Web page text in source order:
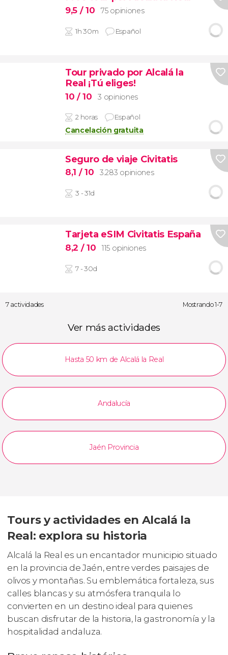
9,5 / 10 75 opiniones
1h 30m Español
Tour privado por Alcalá la
Real ¡Tú eliges!
10 / 10 3 opiniones
2 horas Español
Cancelación gratuita
Seguro de viaje Civitatis
8,1 / 10 3.283 opiniones
3 - 31d
Tarjeta eSIM Civitatis España
8,2 / 10 115 opiniones
7 - 30d
7 actividades Mostrando 1-7
Ver más actividades
Hasta 50 km de Alcalá la Real
Andalucía
Jaén Provincia
Tours y actividades en Alcalá la
Real: explora su historia
Alcalá la Real es un encantador municipio situado
en la provincia de Jaén, entre verdes paisajes de
olivos y montañas. Su emblemática fortaleza, sus
calles blancas y su atmósfera tranquila lo
convierten en un destino ideal para quienes
buscan disfrutar de la historia, la gastronomía y la
hospitalidad andaluza.